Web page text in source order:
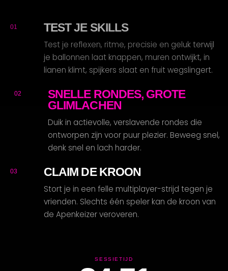
01 TEST JE SKILLS
Test je reflexen, ritme, precisie en geluk terwijl
je ballonnen laat knappen, muren ontwijkt, in
lianen klimt, spijkers slaat en fruit wegslingert.
02
SNELLE RONDES, GROTE
GLIMLACHEN
Duik in actievolle, verslavende rondes die
ontworpen zijn voor puur plezier. Beweeg snel,
denk snel en lach harder.
03 CLAIM DE KROON
Stort je in een felle multiplayer-strijd tegen je
vrienden. Slechts één speler kan de kroon van
de Apenkeizer veroveren.
SESSIETIJD